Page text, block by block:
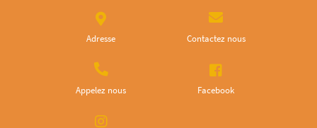
Adresse Contactez nous
Appelez nous Facebook